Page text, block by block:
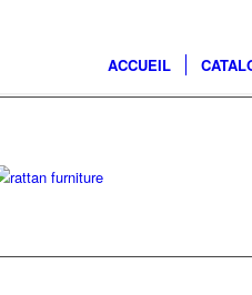
ACCUEIL